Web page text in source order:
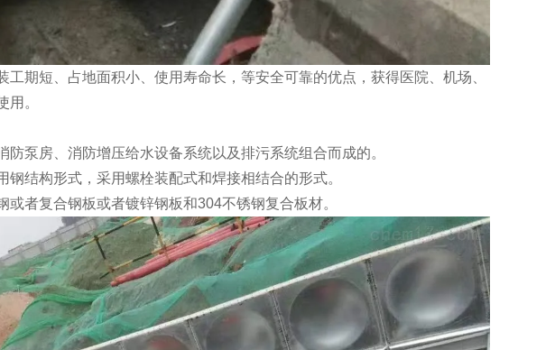
工期短、占地面积小、使用寿命长，等安全可靠的优点，获得医院、机场、
。
泵房、消防增压给水设备系统以及排污系统组合而成的。
结构形式，采用螺栓装配式和焊接相结合的形式。
者复合钢板或者镀锌钢板和304不锈钢复合板材。